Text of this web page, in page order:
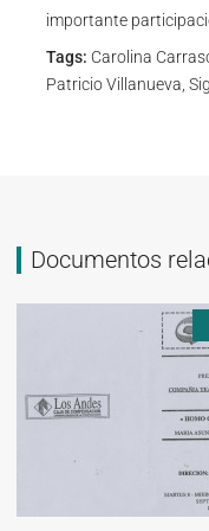
importante
Tags: Carolina
Patricio Villanueva,
Documentos